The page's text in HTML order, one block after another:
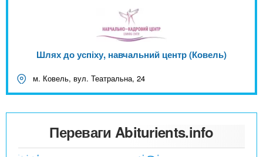
Шлях до успіху, навчальний центр (Ковель)
м. Ковель, вул. Театральна, 24
Переваги Abiturients.info